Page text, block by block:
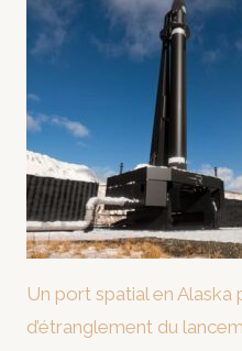
Un port spatial en
d’étranglement du